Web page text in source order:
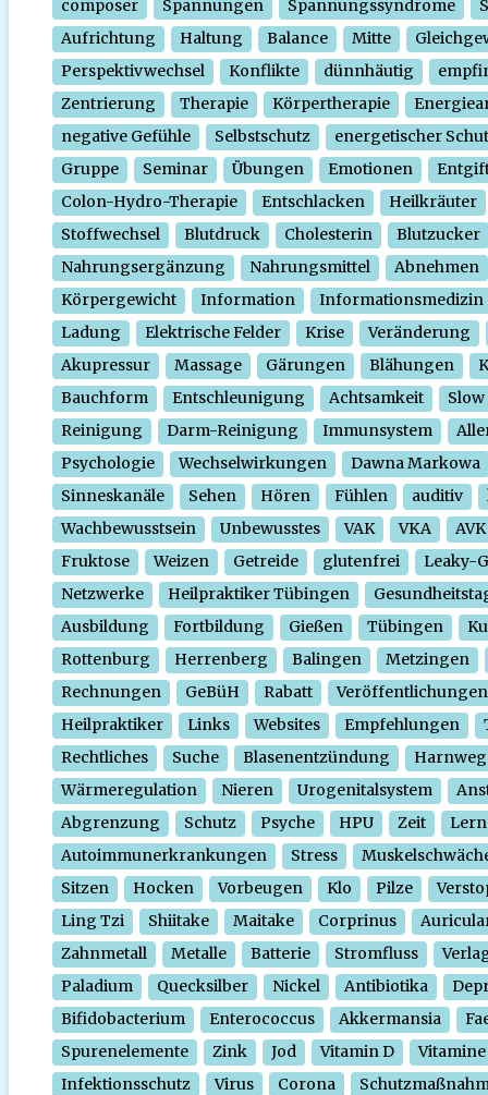
composer Spannungen Spannungssyndrome
Aufrichtung
Haltung Balance Mitte
Perspektivwechsel
Konflikte dünnhäutig
Zentrierung
Therapie Körpertherapie
negative Gefühle
Selbstschutz
energetischer
Gruppe
Seminar Übungen Emotionen
Colon-Hydro-Therapie
Entschlacken
Heilkräuter
Stoffwechsel
Blutdruck Cholesterin
Blutzucker
Nahrungsergänzung
Nahrungsmittel
Abnehmen
Körpergewicht
Information
Informationsmedizin
Ladung
Elektrische Felder Krise
Veränderung
Akupressur
Massage Gärungen Blähungen
Bauchform
Entschleunigung Achtsamkeit
Slow
Reinigung
Darm-Reinigung Immunsystem
Psychologie
Wechselwirkungen
Dawna Markowa
Sinneskanäle
Sehen Hören Fühlen auditiv
Wachbewusstsein
Unbewusstes VAK VKA
AVK
Fruktose
Weizen Getreide glutenfrei
Leaky-
Netzwerke
Heilpraktiker Tübingen
Ausbildung
Fortbildung Gießen Tübingen
Rottenburg
Herrenberg Balingen
Metzingen
Rechnungen
GeBüH Rabatt
Veröffentlichungen
Heilpraktiker
Links Websites Empfehlungen
Rechtliches
Suche Blasenentzündung
Wärmeregulation
Nieren Urogenitalsystem
Abgrenzung
Schutz Psyche HPU Zeit
Autoimmunerkrankungen
Stress
Sitzen
Hocken Vorbeugen Klo Pilze
Ling Tzi
Shiitake Maitake Corprinus
Zahnmetall
Metalle Batterie Stromfluss
Paladium
Quecksilber Nickel Antibiotika
Bifidobacterium
Enterococcus Akkermansia
Spurenelemente
Zink Jod Vitamin D
Vitamine
Infektionsschutz
Virus Corona